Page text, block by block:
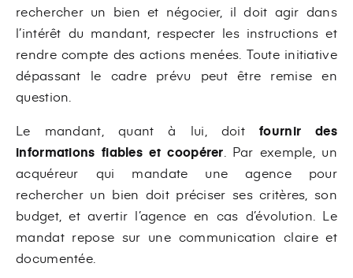
rechercher un bien et négocier, il doit agir dans
l’intérêt du mandant, respecter les instructions et
rendre compte des actions menées. Toute initiative
dépassant le cadre prévu peut être remise en
question.
Le mandant, quant à lui, doitfournir des
informations fiables et coopérer Par exemple, un
acquéreur qui mandate une agence pour
rechercher un bien doit préciser ses critères, son
budget, et avertir l’agence en cas d’évolution. Le
mandat repose sur une communication claire et
documentée.